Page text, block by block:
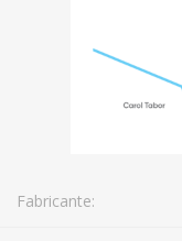
Fabricante: